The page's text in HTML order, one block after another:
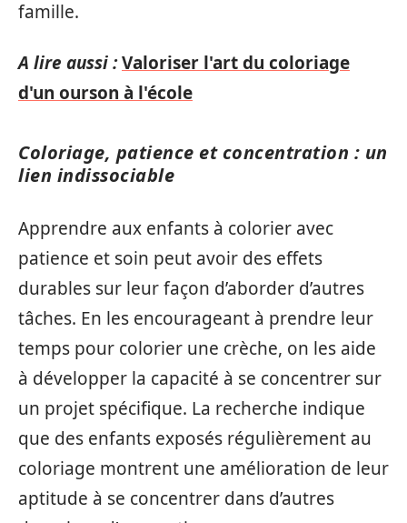
famille.
A lire aussi :Valoriser l'art du coloriage
d'un ourson à l'école
Coloriage, patience et concentration : un
lien indissociable
Apprendre aux enfants à colorier avec
patience et soin peut avoir des effets
durables sur leur façon d’aborder d’autres
tâches. En les encourageant à prendre leur
temps pour colorier une crèche, on les aide
à développer la capacité à se concentrer sur
un projet spécifique. La recherche indique
que des enfants exposés régulièrement au
coloriage montrent une amélioration de leur
aptitude à se concentrer dans d’autres